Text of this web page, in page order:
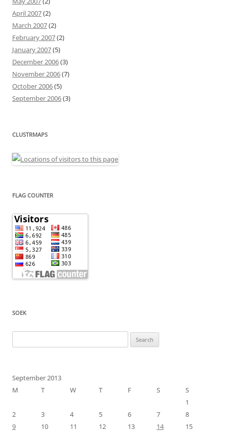
April 2007(2)
March 2007(2)
February 2007(2)
January 2007(5)
December 2006(3)
November 2006(7)
October 2006(5)
September 2006(3)
CLUSTRMAPS
FLAG COUNTER
SOEK
for:
September 2013
M
T W T F S
S
1
2
3 4 5 6 7
8
9
10 11 12 13 14
15